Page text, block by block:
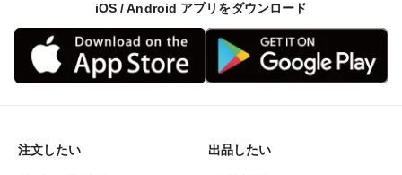
iOS / Android アプリをダウンロード
注文したい 出品したい